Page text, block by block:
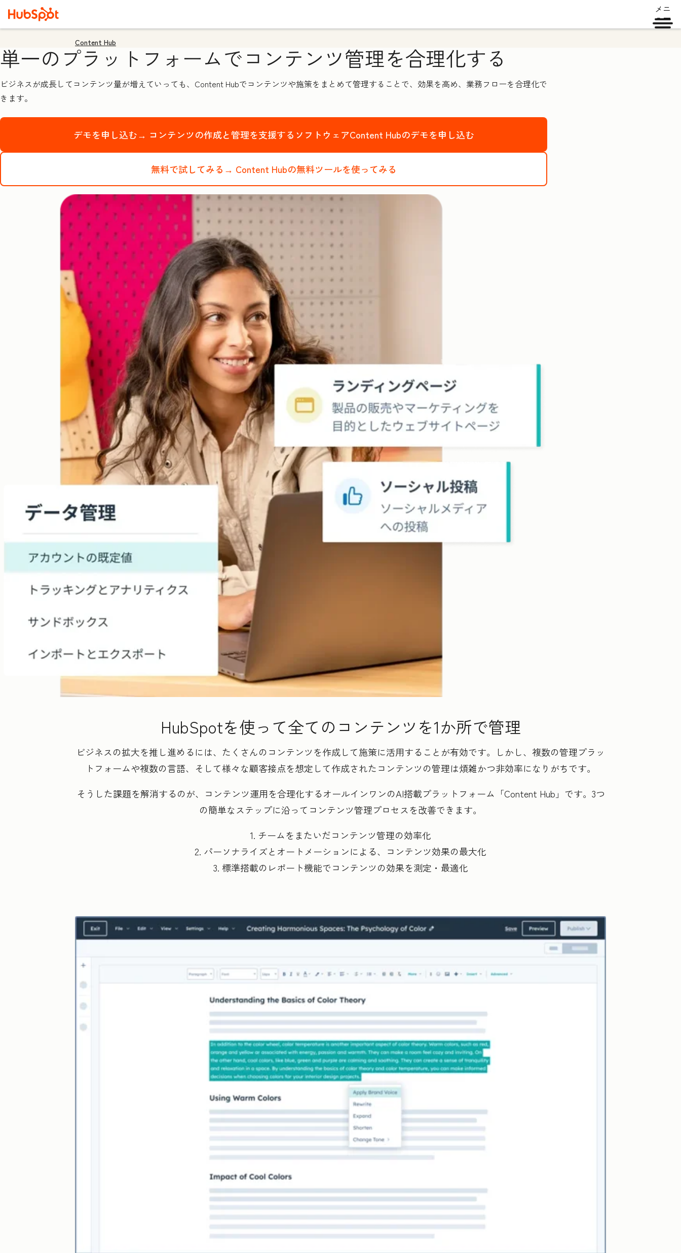
メニ
ュー
Content Hub
単一のプラットフォームでコンテンツ管理を合理化する
ビジネスが成長してコンテンツ量が増えていっても、Content Hubでコンテンツや施策をまとめて管理することで、効果を高め、業務フローを合理化で
きます。
デモを申し込む→ コンテンツの作成と管理を支援するソフトウェアContent Hubのデモを申し込む
無料で試してみる→ Content Hubの無料ツールを使ってみる
HubSpotを使って全てのコンテンツを1か所で管理
ビジネスの拡大を推し進めるには、たくさんのコンテンツを作成して施策に活用することが有効です。しかし、複数の管理プラッ
トフォームや複数の言語、そして様々な顧客接点を想定して作成されたコンテンツの管理は煩雑かつ非効率になりがちです。
そうした課題を解消するのが、コンテンツ運用を合理化するオールインワンのAI搭載プラットフォーム「Content Hub」です。3つ
の簡単なステップに沿ってコンテンツ管理プロセスを改善できます。
1. チームをまたいだコンテンツ管理の効率化
2. パーソナライズとオートメーションによる、コンテンツ効果の最大化
3. 標準搭載のレポート機能でコンテンツの効果を測定・最適化